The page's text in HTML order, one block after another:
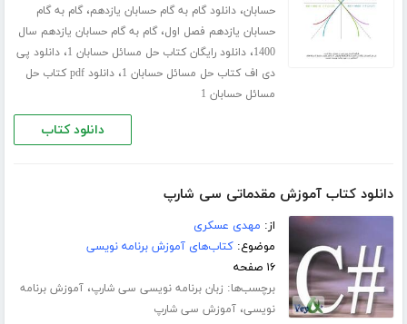
حسابان،دانلود گام به گام حسابان یازدهم،گام به گام
حسابان یازدهم فصل اول،گام به گام حسابان یازدهم سال
1400،دانلود رایگان کتاب حل مسائل حسابان 1 ،دانلود پی
دی اف کتاب حل مسائل حسابان 1
،
دانلود pdf کتاب حل
مسائل حسابان 1
دانلود کتاب
دانلود کتاب آموزش مقدماتی سی شارپ
از: مهدی عسکری
موضوع:کتاب‌های آموزش برنامه نویسی
۱۶ صفحه
برچسب‌ها: زبان برنامه نویسی سی شارپ،آموزش برنامه
نویسی،آموزش سی شارپ